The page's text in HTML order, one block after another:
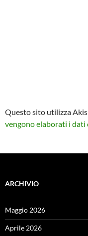
Questo sito utilizza
vengono elaborati i
ARCHIVIO
Maggio 2026
Aprile 2026